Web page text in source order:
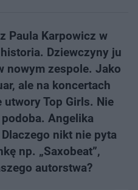
Paula Karpowicz w
Dziewczyny ju
nowym zespole. Jako
ale na koncertach
Top Girls. Nie
Angelika
nikt nie pyta
np. „Saxobeat”,
autorstwa?